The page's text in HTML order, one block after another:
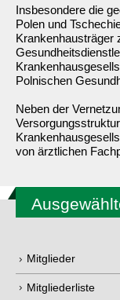
Insbesondere die
Polen und
Krankenhausträger
Polnischen
Neben der
von ärztlichen
Mitglieder
Mitgliederliste